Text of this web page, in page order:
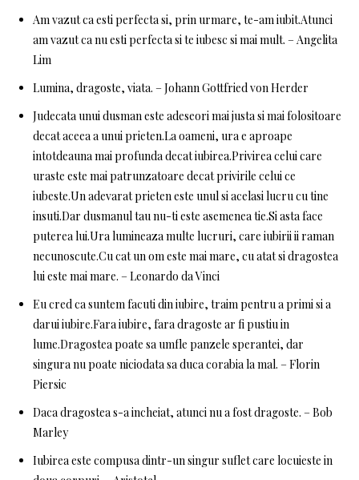
Am vazut ca esti perfecta si, prin urmare, te-am iubit.Atunci
am vazut ca nu esti perfecta si te iubesc si mai mult. – Angelita
Lim
Lumina, dragoste, viata. – Johann Gottfried von Herder
Judecata unui dusman este adeseori mai justa si mai folositoare
decat aceea a unui prieten.La oameni, ura e aproape
intotdeauna mai profunda decat iubirea.Privirea celui care
uraste este mai patrunzatoare decat privirile celui ce
iubeste.Un adevarat prieten este unul si acelasi lucru cu tine
insuti.Dar dusmanul tau nu-ti este asemenea tie.Si asta face
puterea lui.Ura lumineaza multe lucruri, care iubirii ii raman
necunoscute.Cu cat un om este mai mare, cu atat si dragostea
lui este mai mare. – Leonardo da Vinci
Eu cred ca suntem facuti din iubire, traim pentru a primi si a
darui iubire.Fara iubire, fara dragoste ar fi pustiu in
lume.Dragostea poate sa umfle panzele sperantei, dar
singura nu poate niciodata sa duca corabia la mal. – Florin
Piersic
Daca dragostea s-a incheiat, atunci nu a fost dragoste. – Bob
Marley
Iubirea este compusa dintr-un singur suflet care locuieste in